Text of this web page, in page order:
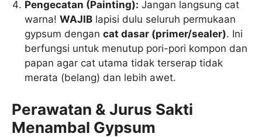
Pengecatan (Painting): Jangan langsung cat
warna!WAJIB lapisi dulu seluruh permukaan
gypsum dengancat dasar (primer/sealer). Ini
berfungsi untuk menutup pori-pori kompon dan
papan agar cat utama tidak terserap tidak
merata (belang) dan lebih awet.
Perawatan & Jurus Sakti
Menambal Gypsum